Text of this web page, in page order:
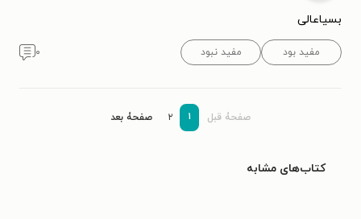
بسیاعالی
مفید بود مفید نبود ۰
صفحۀ قبل ۱ ۲ صفحۀ بعد
کتاب‌های مشابه